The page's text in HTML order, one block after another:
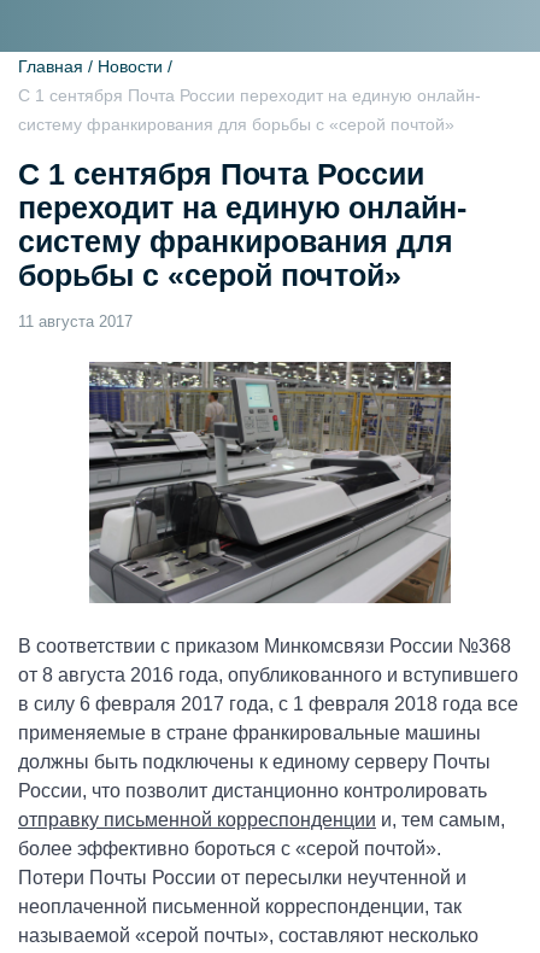
Главная / Новости /
С 1 сентября Почта России переходит на единую онлайн-
систему франкирования для борьбы с «серой почтой»
С 1 сентября Почта России
переходит на единую онлайн-
систему франкирования для
борьбы с «серой почтой»
11 августа 2017
В соответствии с приказом Минкомсвязи России №368
от 8 августа 2016 года, опубликованного и вступившего
в силу 6 февраля 2017 года, с 1 февраля 2018 года все
применяемые в стране франкировальные машины
должны быть подключены к единому серверу Почты
России, что позволит дистанционно контролировать
отправку письменной корреспонденции и, тем самым,
более эффективно бороться с «серой почтой».
Потери Почты России от пересылки неучтенной и
неоплаченной письменной корреспонденции, так
называемой «серой почты», составляют несколько